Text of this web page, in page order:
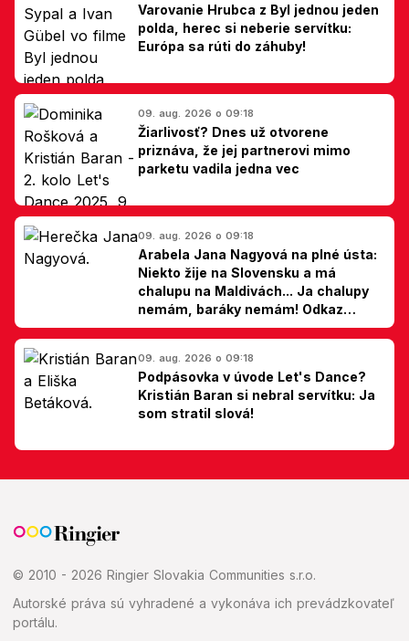
Varovanie Hrubca z Byl jednou jeden
polda, herec si neberie servítku:
Európa sa rúti do záhuby!
09. aug. 2026 o 09:18
Žiarlivosť? Dnes už otvorene
priznáva, že jej partnerovi mimo
parketu vadila jedna vec
09. aug. 2026 o 09:18
Arabela Jana Nagyová na plné ústa:
Niekto žije na Slovensku a má
chalupu na Maldivách... Ja chalupy
nemám, baráky nemám! Odkaz
Slovákom
09. aug. 2026 o 09:18
Podpásovka v úvode Let's Dance?
Kristián Baran si nebral servítku: Ja
som stratil slová!
© 2010 - 2026 Ringier Slovakia Communities s.r.o.
Autorské práva sú vyhradené a vykonáva ich prevádzkovateľ
portálu.